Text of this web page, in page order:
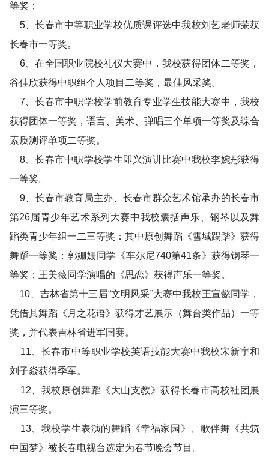
等奖；
5、长春市中等职业学校优质课评选中我校刘艺老师荣获
长春市一等奖。
6、在全国职业院校礼仪大赛中，我校获得团体二等奖，
谷佳欣获得中职组个人项目二等奖，最佳风采奖。
7、长春市中职学校学前教育专业学生技能大赛中，我校
获得团体一等奖，语言、美术、弹唱三个单项一等奖及综合
素质测评单项二等奖。
8、长春市中职学校学生即兴演讲比赛中我校李婉彤获得
一等奖。
9、长春市教育局主办、长春市群众艺术馆承办的长春市
第26届青少年艺术系列大赛中我校囊括声乐、钢琴以及舞
蹈类青少年组一二三等奖：其中原创舞蹈《雪域踢踏》获得
舞蹈一等奖；郭姗姗同学《车尔尼740第41条》获得钢琴一
等奖；王美薇同学演唱的《思恋》获得声乐一等奖。
10、吉林省第十三届“文明风采”大赛中我校王宣懿同学，
凭借其舞蹈《月之花语》获得才艺展示（舞台类作品）一等
奖，并代表吉林省进军国赛。
11、长春市中等职业学校英语技能大赛中我校宋新宇和
刘子焱获得季军。
12、我校原创舞蹈《大山支教》获得长春市高校社团展
演三等奖。
13、我校学生表演的舞蹈《幸福家园》、歌伴舞《共筑
中国梦》被长春电视台选定为春节晚会节目。